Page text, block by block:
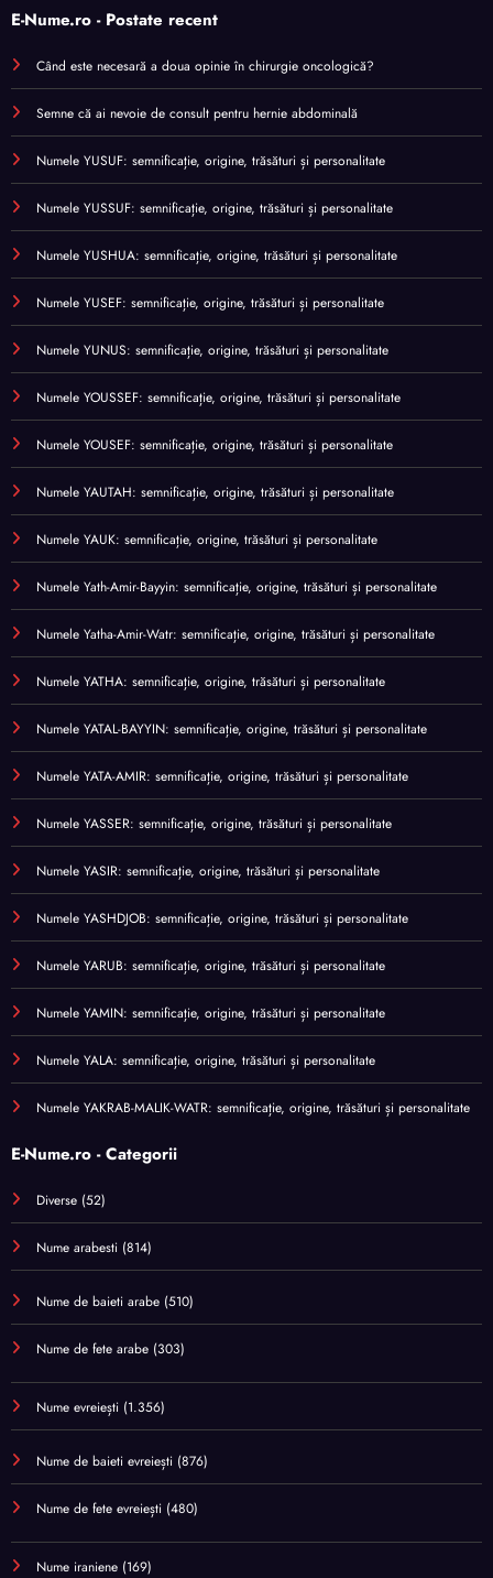
E-Nume.ro - Postate recent
Când este necesară a doua opinie în chirurgie oncologică?
Semne că ai nevoie de consult pentru hernie abdominală
Numele YUSUF: semnificație, origine, trăsături și personalitate
Numele YUSSUF: semnificație, origine, trăsături și personalitate
Numele YUSHUA: semnificație, origine, trăsături și personalitate
Numele YUSEF: semnificație, origine, trăsături și personalitate
Numele YUNUS: semnificație, origine, trăsături și personalitate
Numele YOUSSEF: semnificație, origine, trăsături și personalitate
Numele YOUSEF: semnificație, origine, trăsături și personalitate
Numele YAUTAH: semnificație, origine, trăsături și personalitate
Numele YAUK: semnificație, origine, trăsături și personalitate
Numele Yath-Amir-Bayyin: semnificație, origine, trăsături și personalitate
Numele Yatha-Amir-Watr: semnificație, origine, trăsături și personalitate
Numele YATHA: semnificație, origine, trăsături și personalitate
Numele YATAL-BAYYIN: semnificație, origine, trăsături și personalitate
Numele YATA-AMIR: semnificație, origine, trăsături și personalitate
Numele YASSER: semnificație, origine, trăsături și personalitate
Numele YASIR: semnificație, origine, trăsături și personalitate
Numele YASHDJOB: semnificație, origine, trăsături și personalitate
Numele YARUB: semnificație, origine, trăsături și personalitate
Numele YAMIN: semnificație, origine, trăsături și personalitate
Numele YALA: semnificație, origine, trăsături și personalitate
Numele YAKRAB-MALIK-WATR: semnificație, origine, trăsături și personalitate
E-Nume.ro - Categorii
Diverse (52)
Nume arabesti (814)
Nume de baieti arabe (510)
Nume de fete arabe (303)
Nume evreiești (1.356)
Nume de baieti evreiești (876)
Nume de fete evreiești (480)
Nume iraniene (169)